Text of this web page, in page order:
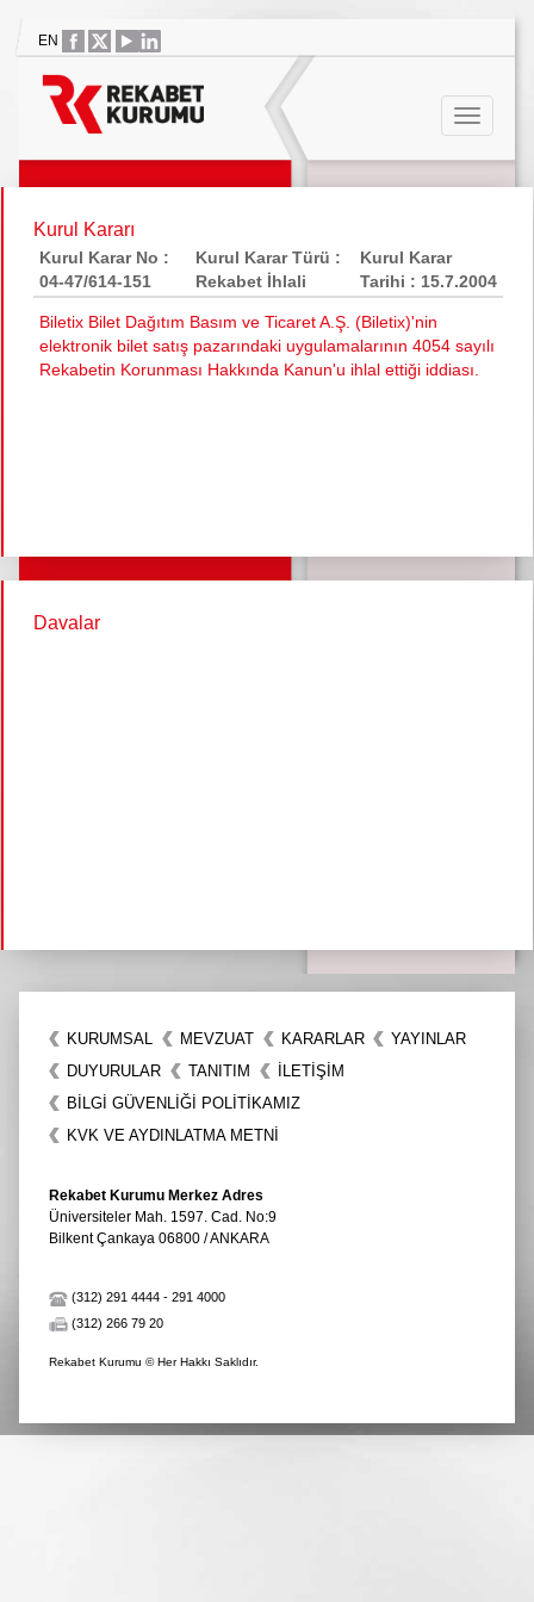
EN
Kurul Kararı
Kurul Karar No :
04-47/614-151
Kurul Karar Türü :
Rekabet İhlali
Kurul Karar
Tarihi : 15.7.2004
Biletix Bilet Dağıtım Basım ve Ticaret A.Ş. (Biletix)'nin
elektronik bilet satış pazarındaki uygulamalarının 4054 sayılı
Rekabetin Korunması Hakkında Kanun'u ihlal ettiği iddiası.
Davalar
KURUMSAL MEVZUAT KARARLAR
YAYINLAR
DUYURULAR
TANITIM
İLETIŞIM
BİLGİ GÜVENLİĞİ POLİTİKAMIZ
KVK VE AYDINLATMA METNİ
Rekabet Kurumu Merkez Adres
Üniversiteler Mah. 1597. Cad. No:9
Bilkent Çankaya 06800 / ANKARA
(312) 291 4444 - 291 4000
(312) 266 79 20
Rekabet Kurumu © Her Hakkı Saklıdır.